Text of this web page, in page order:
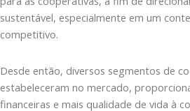
sustentável, especialmente em um
competitivo.
Desde então, diversos segmentos de
estabeleceram no mercado,
financeiras e mais qualidade de vida à